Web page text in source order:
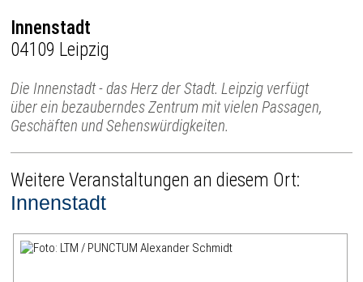
Innenstadt
04109 Leipzig
Die Innenstadt - das Herz der Stadt. Leipzig verfügt
über ein bezauberndes Zentrum mit vielen Passagen,
Geschäften und Sehenswürdigkeiten.
Weitere Veranstaltungen an diesem Ort:
Innenstadt